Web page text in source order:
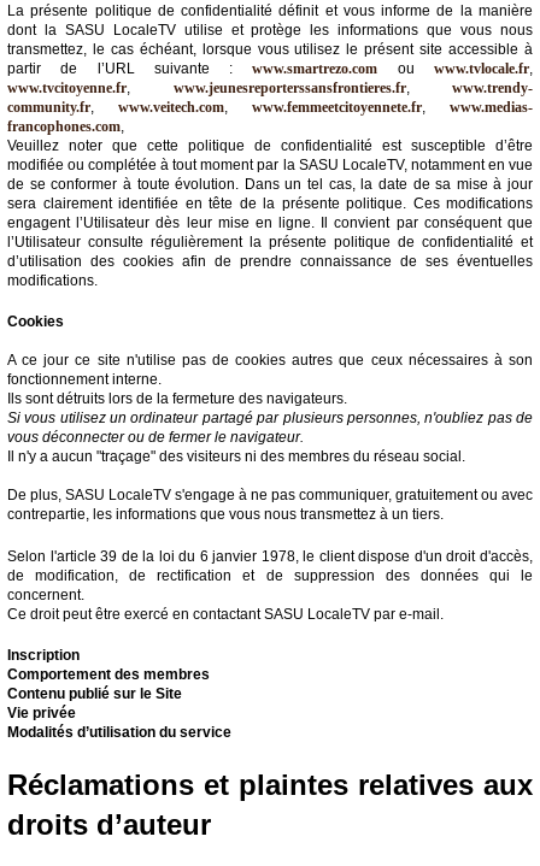
La présente politique de confidentialité définit et vous informe de la manière
dont la SASU LocaleTV utilise et protège les informations que vous nous
transmettez, le cas échéant, lorsque vous utilisez le présent site accessible à
partir de l’URL suivante :www.smartrezo.com ouwww.tvlocale.fr,
www.tvcitoyenne.fr, www.jeunesreporterssansfrontieres.fr, www.trendy-
community.fr, www.veitech.com, www.femmeetcitoyennete.fr, www.medias-
francophones.com,
Veuillez noter que cette politique de confidentialité est susceptible d’être
modifiée ou complétée à tout moment par la SASU LocaleTV, notamment en vue
de se conformer à toute évolution. Dans un tel cas, la date de sa mise à jour
sera clairement identifiée en tête de la présente politique. Ces modifications
engagent l’Utilisateur dès leur mise en ligne. Il convient par conséquent que
l’Utilisateur consulte régulièrement la présente politique de confidentialité et
d’utilisation des cookies afin de prendre connaissance de ses éventuelles
modifications.
Cookies
A ce jour ce site n'utilise pas de cookies autres que ceux nécessaires à son
fonctionnement interne.
Ils sont détruits lors de la fermeture des navigateurs.
Si vous utilisez un ordinateur partagé par plusieurs personnes, n'oubliez pas de
vous déconnecter ou de fermer le navigateur.
Il n'y a aucun "traçage" des visiteurs ni des membres du réseau social.
De plus, SASU LocaleTV s'engage à ne pas communiquer, gratuitement ou avec
contrepartie, les informations que vous nous transmettez à un tiers.
Selon l'article 39 de la loi du 6 janvier 1978, le client dispose d'un droit d'accès,
de modification, de rectification et de suppression des données qui le
concernent.
Ce droit peut être exercé en contactant SASU LocaleTV par e-mail.
Inscription
Comportement des membres
Contenu publié sur le Site
Vie privée
Modalités d’utilisation du service
Réclamations et plaintes relatives aux
droits d’auteur